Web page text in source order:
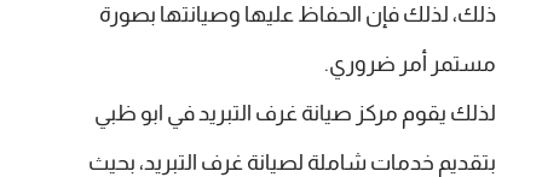
ذلك، لذلك فإن الحفاظ عليها وصيانتها بصورة
مستمر أمر ضروري.
لذلك يقوم مركز صيانة غرف التبريد في ابو ظبي
بتقديم خدمات شاملة لصيانة غرف التبريد، بحيث